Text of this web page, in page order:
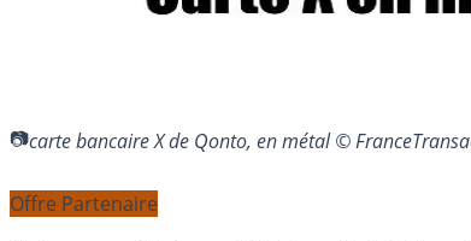
carte bancaire X de Qonto, en métal ©
Offre Partenaire